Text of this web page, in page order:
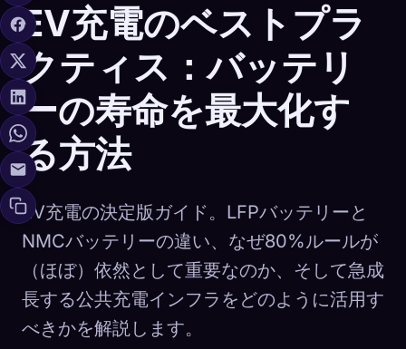
EV充電のベストプラ
クティス：バッテリ
ーの寿命を最大化す
る方法
EV充電の決定版ガイド。LFPバッテリーと
NMCバッテリーの違い、なぜ80%ルールが
（ほぼ）依然として重要なのか、そして急成
長する公共充電インフラをどのように活用す
べきかを解説します。